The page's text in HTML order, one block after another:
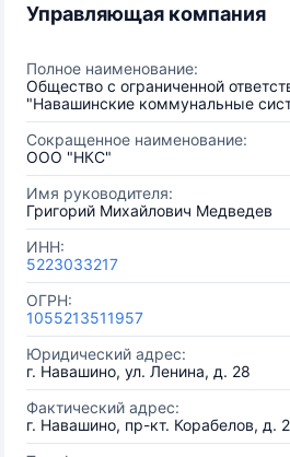
Управляющая компания
Полное наименование:
Общество с ограниченной
"Навашинские коммунальные
Сокращенное наименование:
ООО "НКС"
Имя руководителя:
Григорий Михайлович Медведев
ИНН:
5223033217
ОГРН:
1055213511957
Юридический адрес:
г. Навашино, ул. Ленина, д. 28
Фактический адрес:
г. Навашино, пр-кт. Корабелов, д.